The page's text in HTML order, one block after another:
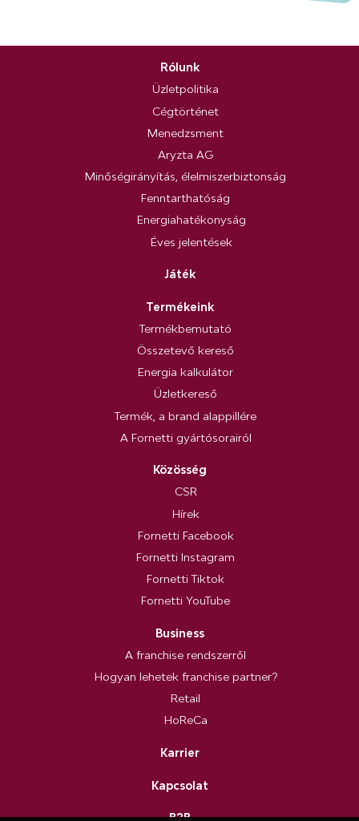
Rólunk
Üzletpolitika
Cégtörténet
Menedzsment
Aryzta AG
Minőségirányítás, élelmiszerbiztonság
Fenntarthatóság
Energiahatékonyság
Éves jelentések
Játék
Termékeink
Termékbemutató
Összetevő kereső
Energia kalkulátor
Üzletkereső
Termék, a brand alappillére
A Fornetti gyártósorairól
Közösség
CSR
Hírek
Fornetti Facebook
Fornetti Instagram
Fornetti Tiktok
Fornetti YouTube
Business
A franchise rendszerről
Hogyan lehetek franchise partner?
Retail
HoReCa
Karrier
Kapcsolat
B2B